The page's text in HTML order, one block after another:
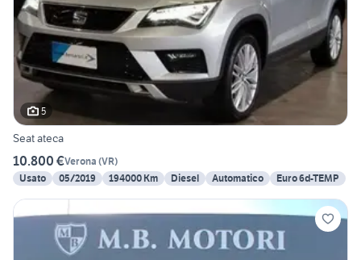
5
Seat ateca
10.800 €Verona (VR)
Usato
05/2019 194000 Km Diesel Automatico Euro 6d-TEMP